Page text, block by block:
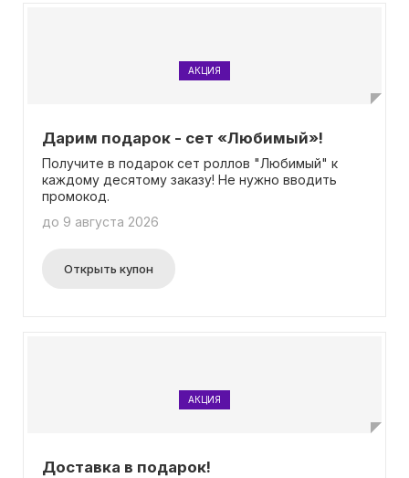
АКЦИЯ
Дарим подарок - сет «Любимый»!
Получите в подарок сет роллов "Любимый" к
каждому десятому заказу! Не нужно вводить
промокод.
до 9 августа 2026
Открыть купон
АКЦИЯ
Доставка в подарок!